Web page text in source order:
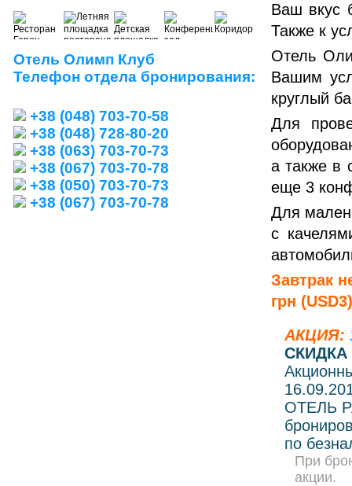
Отель Олимп Клуб
Телефон отдела бронирования:
+38 (048) 703-70-58
+38 (048) 728-80-20
+38 (063) 703-70-73
+38 (067) 703-70-78
+38 (050) 703-70-73
+38 (067) 703-70-78
Ваш вкус
Также к
Отель
Вашим
круглый
Для
а также в
еще 3
Для
с
Завтрак
грн (USD3)
АКЦИЯ:
СКИДКА
ОТЕЛЬ
по
При
акции.